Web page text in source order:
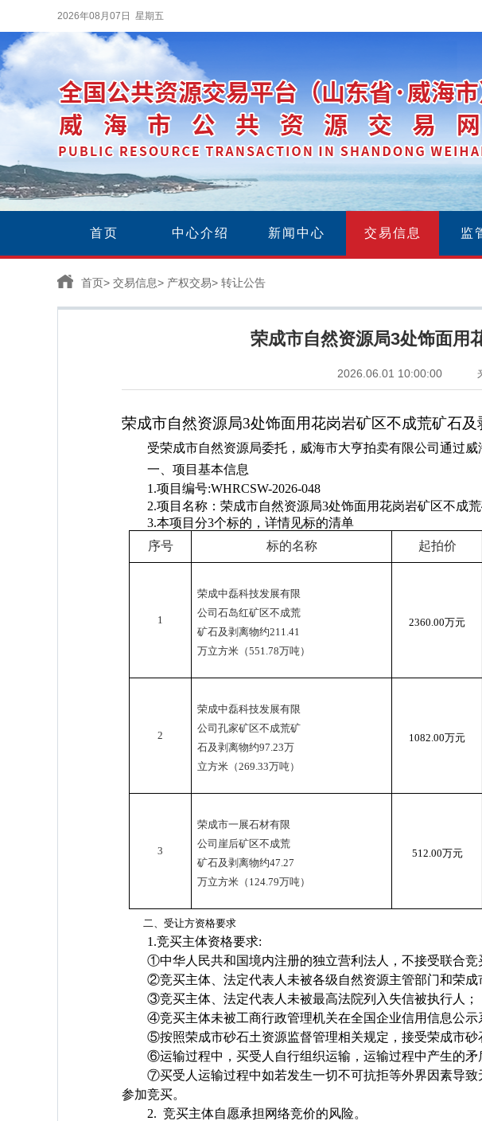
2026年08月07日 星期五
首页 中心介绍 新闻中心 交易信息 监
首页> 交易信息> 产权交易> 转让公告
荣成市自然资源局3处饰面用
2026.06.01 10:00:00
荣成市自然资源局3处饰面用花岗岩矿区不成荒矿石及
受荣成市自然资源局委托，威海市大亨拍卖有限公司通过
一、项目基本信息
1.项目编号:WHRCSW-2026-048
2.项目名称：荣成市自然资源局3处饰面用花岗岩矿区不成
3.本项目分3个标的，详情见标的清单
序号
标的名称 起拍价
1
荣成中磊科技发展有限
公司石岛红矿区不成荒
矿石及剥离物约211.41
万立方米（551.78万吨）
2360.00万元
2
荣成中磊科技发展有限
公司孔家矿区不成荒矿
石及剥离物约97.23万
立方米（269.33万吨）
1082.00万元
3
荣成市一展石材有限
公司崖后矿区不成荒
矿石及剥离物约47.27
万立方米（ 124.79万吨）
512.00万元
二、受让方资格要求
1.竞买主体资格要求:
①中华人民共和国境内注册的独立营利法人，不接受联合竞
②竞买主体、法定代表人未被各级自然资源主管部门和荣成
③竞买主体、法定代表人未被最高法院列入失信被执行人；
④竞买主体未被工商行政管理机关在全国企业信用信息公示
⑤按照荣成市砂石土资源监督管理相关规定，接受荣成市砂
⑥运输过程中，买受人自行组织运输，运输过程中产生的矛
⑦买受人运输过程中如若发生一切不可抗拒等外界因素导
参加竞买。
2. 竞买主体自愿承担网络竞价的风险。